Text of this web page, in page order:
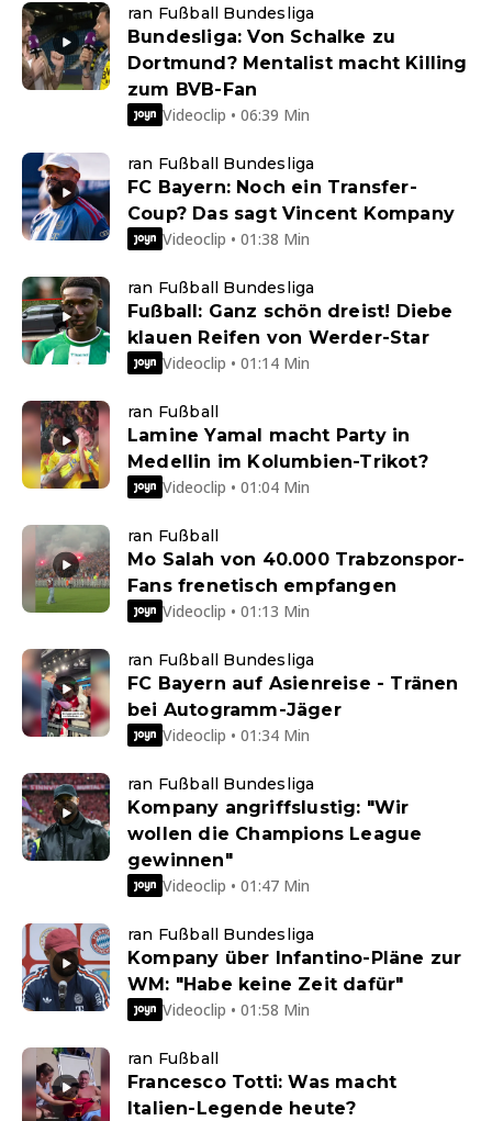
ran Fußball Bundesliga
Bundesliga: Von Schalke zu
Dortmund? Mentalist macht Killing
zum BVB-Fan
Videoclip • 06:39 Min
ran Fußball Bundesliga
FC Bayern: Noch ein Transfer-
Coup? Das sagt Vincent Kompany
Videoclip • 01:38 Min
ran Fußball Bundesliga
Fußball: Ganz schön dreist! Diebe
klauen Reifen von Werder-Star
Videoclip • 01:14 Min
ran Fußball
Lamine Yamal macht Party in
Medellin im Kolumbien-Trikot?
Videoclip • 01:04 Min
ran Fußball
Mo Salah von 40.000 Trabzonspor-
Fans frenetisch empfangen
Videoclip • 01:13 Min
ran Fußball Bundesliga
FC Bayern auf Asienreise - Tränen
bei Autogramm-Jäger
Videoclip • 01:34 Min
ran Fußball Bundesliga
Kompany angriffslustig: "Wir
wollen die Champions League
gewinnen"
Videoclip • 01:47 Min
ran Fußball Bundesliga
Kompany über Infantino-Pläne zur
WM: "Habe keine Zeit dafür"
Videoclip • 01:58 Min
ran Fußball
Francesco Totti: Was macht
Italien-Legende heute?